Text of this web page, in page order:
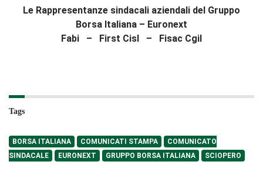
Le Rappresentanze sindacali aziendali del Gruppo
Borsa Italiana – Euronext
Fabi – First Cisl – Fisac Cgil
Tags
BORSA ITALIANA COMUNICATI STAMPA
COMUNICATO
SINDACALE
EURONEXT GRUPPO BORSA ITALIANA SCIOPERO